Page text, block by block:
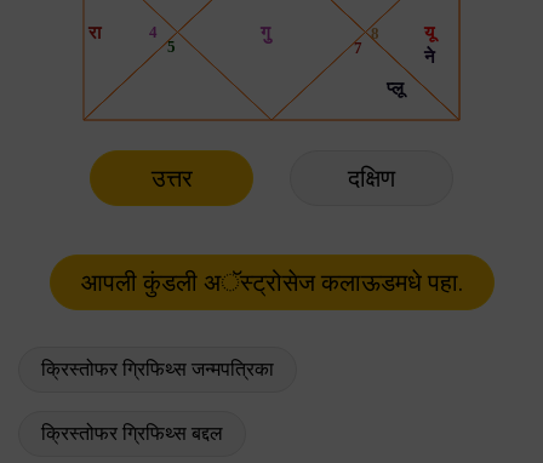
उत्तर दक्षिण
क्रिस्तोफर ग्रिफिथ्स जन्मपत्रिका
क्रिस्तोफर ग्रिफिथ्स बद्दल